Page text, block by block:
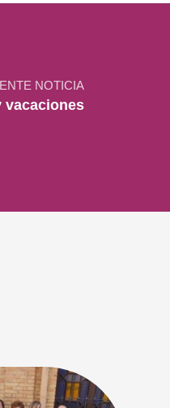
NOTICIA
vacaciones